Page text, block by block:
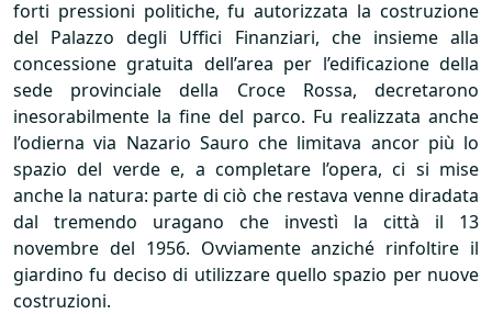
forti pressioni politiche, fu autorizzata la costruzione
del Palazzo degli Uffici Finanziari, che insieme alla
concessione gratuita dell’area per l’edificazione della
sede provinciale della Croce Rossa, decretarono
inesorabilmente la fine del parco. Fu realizzata anche
l’odierna via Nazario Sauro che limitava ancor più lo
spazio del verde e, a completare l’opera, ci si mise
anche la natura: parte di ciò che restava venne diradata
dal tremendo uragano che investì la città il 13
novembre del 1956. Ovviamente anziché rinfoltire il
giardino fu deciso di utilizzare quello spazio per nuove
costruzioni.